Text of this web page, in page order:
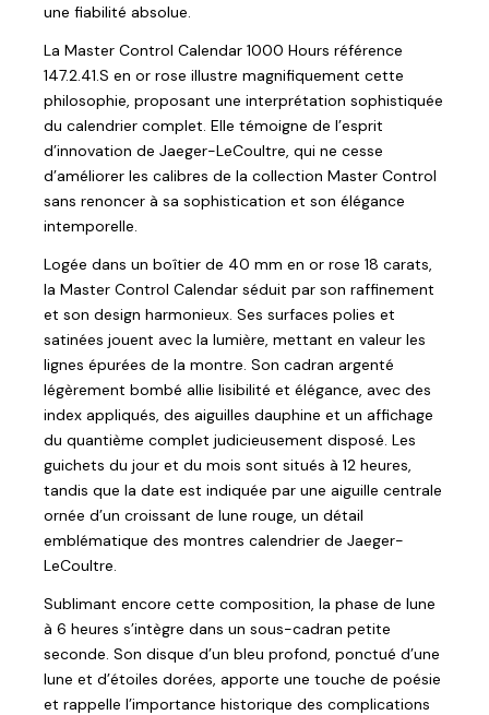
une fiabilité absolue.
La Master Control Calendar 1000 Hours référence
147.2.41.S en or rose illustre magnifiquement cette
philosophie, proposant une interprétation sophistiquée
du calendrier complet. Elle témoigne de l’esprit
d’innovation de Jaeger-LeCoultre, qui ne cesse
d’améliorer les calibres de la collection Master Control
sans renoncer à sa sophistication et son élégance
intemporelle.
Logée dans un boîtier de 40 mm en or rose 18 carats,
la Master Control Calendar séduit par son raffinement
et son design harmonieux. Ses surfaces polies et
satinées jouent avec la lumière, mettant en valeur les
lignes épurées de la montre. Son cadran argenté
légèrement bombé allie lisibilité et élégance, avec des
index appliqués, des aiguilles dauphine et un affichage
du quantième complet judicieusement disposé. Les
guichets du jour et du mois sont situés à 12 heures,
tandis que la date est indiquée par une aiguille centrale
ornée d’un croissant de lune rouge, un détail
emblématique des montres calendrier de Jaeger-
LeCoultre.
Sublimant encore cette composition, la phase de lune
à 6 heures s’intègre dans un sous-cadran petite
seconde. Son disque d’un bleu profond, ponctué d’une
lune et d’étoiles dorées, apporte une touche de poésie
et rappelle l’importance historique des complications